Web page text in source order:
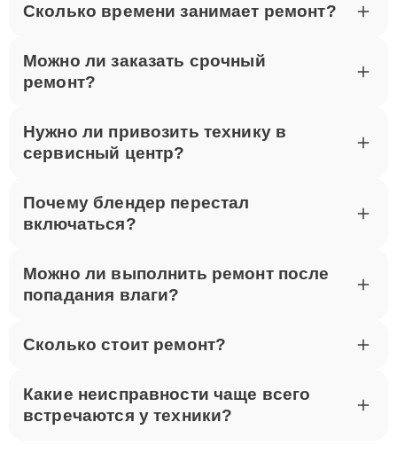
Сколько времени занимает ремонт?
Можно ли заказать срочный
ремонт?
Нужно ли привозить технику в
сервисный центр?
Почему блендер перестал
включаться?
Можно ли выполнить ремонт после
попадания влаги?
Сколько стоит ремонт?
Какие неисправности чаще всего
встречаются у техники?